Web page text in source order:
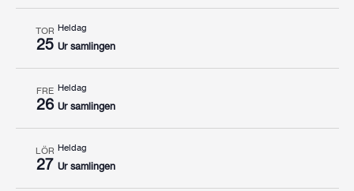
TOR
25
Heldag
Ur samlingen
FRE
26
Heldag
Ur samlingen
LÖR
27
Heldag
Ur samlingen